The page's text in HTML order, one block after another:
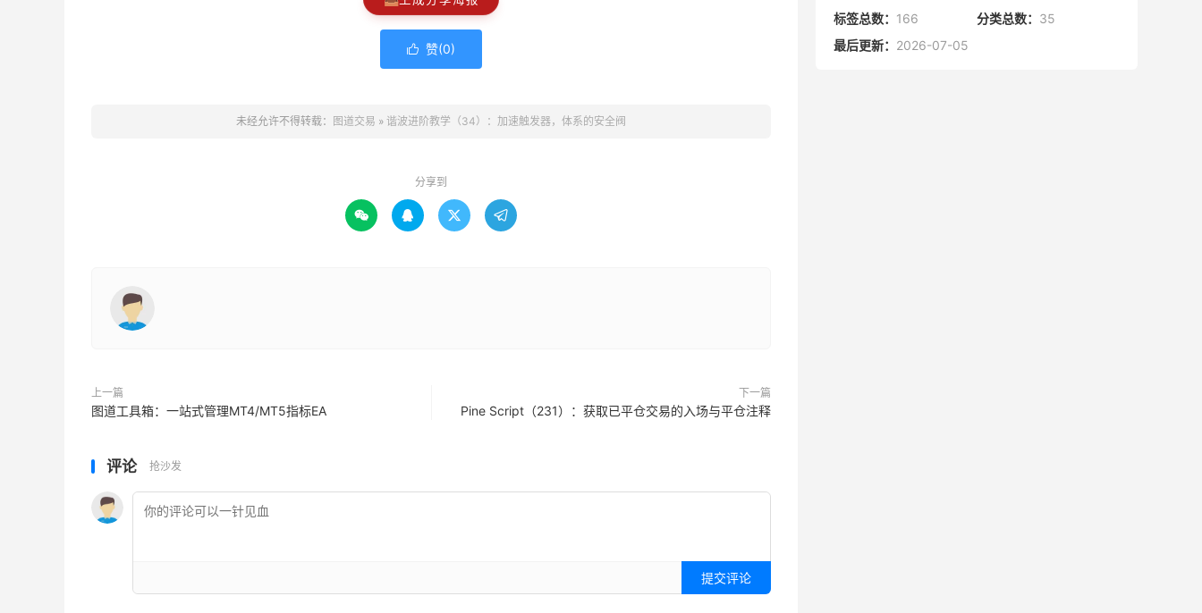
 赞(0)
未经允许不得转载： 图道交易 » 谐波进阶教学（34）：加速触发器，体系的安全阀
分享到
   
上一篇
图道工具箱：一站式管理MT4/MT5指标EA
下一篇
Pine Script（231）：获取已平仓交易的入场与平仓注释
评论 抢沙发
提交评论
标签总数： 166 分类总数： 35
最后更新： 2026-07-05